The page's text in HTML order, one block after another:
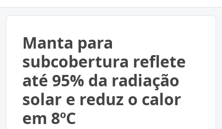
Manta para
subcobertura reflete
até 95% da radiação
solar e reduz o calor
em 8ºC